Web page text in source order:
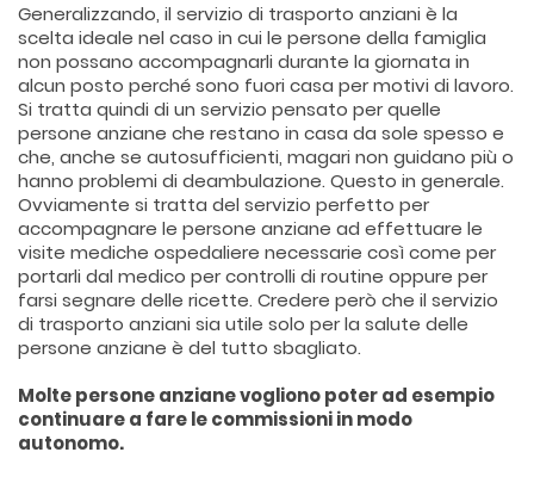
Generalizzando, il servizio di trasporto anziani è la
scelta ideale nel caso in cui le persone della famiglia
non possano accompagnarli durante la giornata in
alcun posto perché sono fuori casa per motivi di lavoro.
Si tratta quindi di un servizio pensato per quelle
persone anziane che restano in casa da sole spesso e
che, anche se autosufficienti, magari non guidano più o
hanno problemi di deambulazione. Questo in generale.
Ovviamente si tratta del servizio perfetto per
accompagnare le persone anziane ad effettuare le
visite mediche ospedaliere necessarie così come per
portarli dal medico per controlli di routine oppure per
farsi segnare delle ricette. Credere però che il servizio
di trasporto anziani sia utile solo per la salute delle
persone anziane è del tutto sbagliato.
Molte persone anziane vogliono poter ad esempio
continuare a fare le commissioni in modo
autonomo.